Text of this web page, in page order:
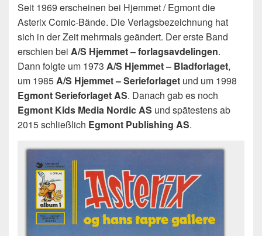
Seit 1969 erscheinen bei Hjemmet / Egmont die
Asterix Comic-Bände. Die Verlagsbezeichnung hat
sich in der Zeit mehrmals geändert. Der erste Band
erschien bei A/S Hjemmet – forlagsavdelingen.
Dann folgte um 1973 A/S Hjemmet – Bladforlaget,
um 1985A/S Hjemmet – Serieforlaget und um 1998
Egmont Serieforlaget AS. Danach gab es noch
Egmont Kids Media Nordic AS und spätestens ab
2015 schließlich Egmont Publishing AS.